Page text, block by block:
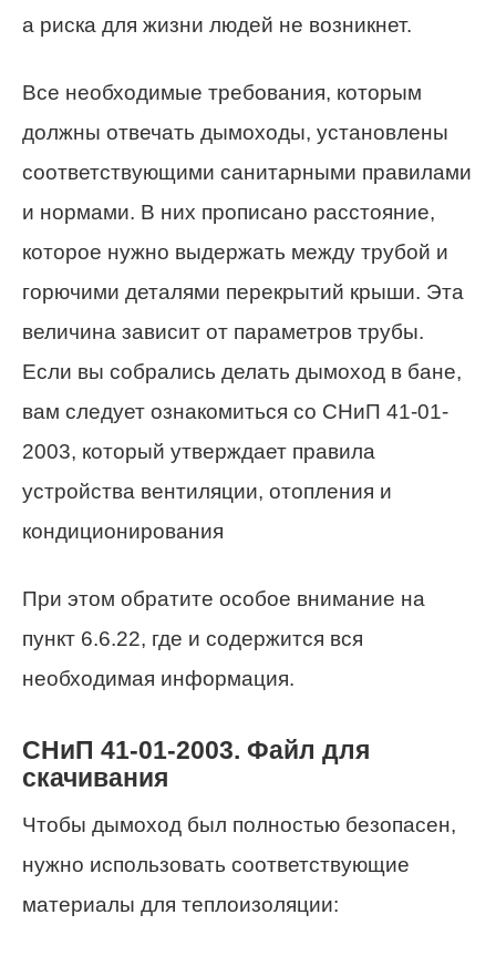
а риска для жизни людей не возникнет.
Все необходимые требования, которым
должны отвечать дымоходы, установлены
соответствующими санитарными правилами
и нормами. В них прописано расстояние,
которое нужно выдержать между трубой и
горючими деталями перекрытий крыши. Эта
величина зависит от параметров трубы.
Если вы собрались делать дымоход в бане,
вам следует ознакомиться со СНиП 41-01-
2003, который утверждает правила
устройства вентиляции, отопления и
кондиционирования
При этом обратите особое внимание на
пункт 6.6.22, где и содержится вся
необходимая информация.
СНиП 41-01-2003. Файл для
скачивания
Чтобы дымоход был полностью безопасен,
нужно использовать соответствующие
материалы для теплоизоляции: